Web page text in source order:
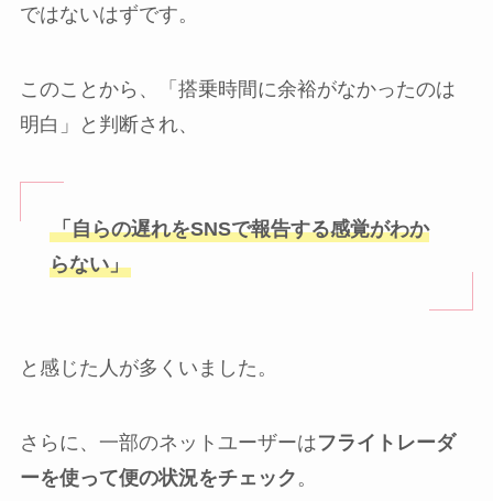
ではないはずです。
このことから、「搭乗時間に余裕がなかったのは
明白」と判断され、
「自らの遅れをSNSで報告する感覚がわか
らない」
と感じた人が多くいました。
さらに、一部のネットユーザーはフライトレーダ
ーを使って便の状況をチェック 。